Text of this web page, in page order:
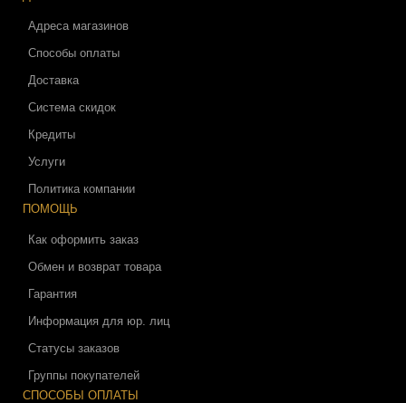
Адреса магазинов
Способы оплаты
Доставка
Система скидок
Кредиты
Услуги
Политика компании
ПОМОЩЬ
Как оформить заказ
Обмен и возврат товара
Гарантия
Информация для юр. лиц
Статусы заказов
Группы покупателей
СПОСОБЫ ОПЛАТЫ